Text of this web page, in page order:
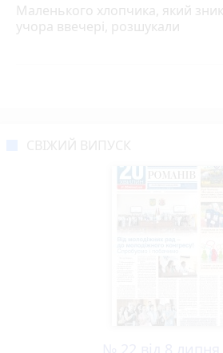
Маленького хлопчика, який зник
учора ввечері, розшукали